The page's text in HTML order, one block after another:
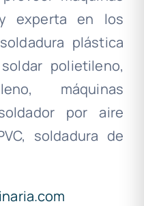
experta en los
plástica
polietileno,
máquinas
por aire
soldadura de